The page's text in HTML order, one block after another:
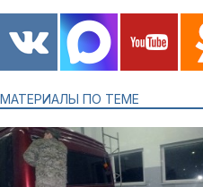
МАТЕРИАЛЫ ПО ТЕМЕ